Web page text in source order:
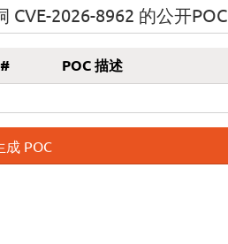
CVE-2026-8962 的公开POC
# POC 描述
成 POC